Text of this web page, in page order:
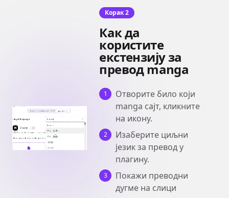
Корак 2
Как да
користите
екстензију за
превод manga
1
Отворите било који
manga сајт, кликните
на икону.
2
Изаберите циљни
језик за превод у
плагину.
3
Покажи преводни
дугме на слици